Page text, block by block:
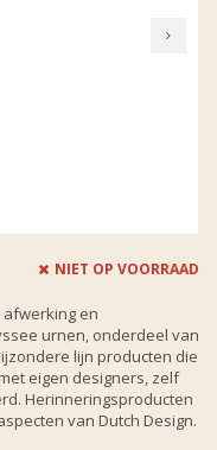
NIET OP VOORRAAD
en
urnen, onderdeel van
lijn producten die
eigen designers, zelf
Herinneringsproducten
van Dutch Design.